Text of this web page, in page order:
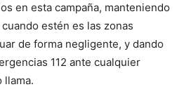
en esta campaña, manteniendo
estén es las zonas
de forma negligente, y dando
112 ante cualquier
llama.